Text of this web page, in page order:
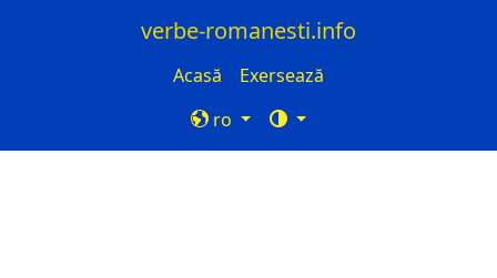
verbe-romanesti.info
Acasă
Exersează
ro